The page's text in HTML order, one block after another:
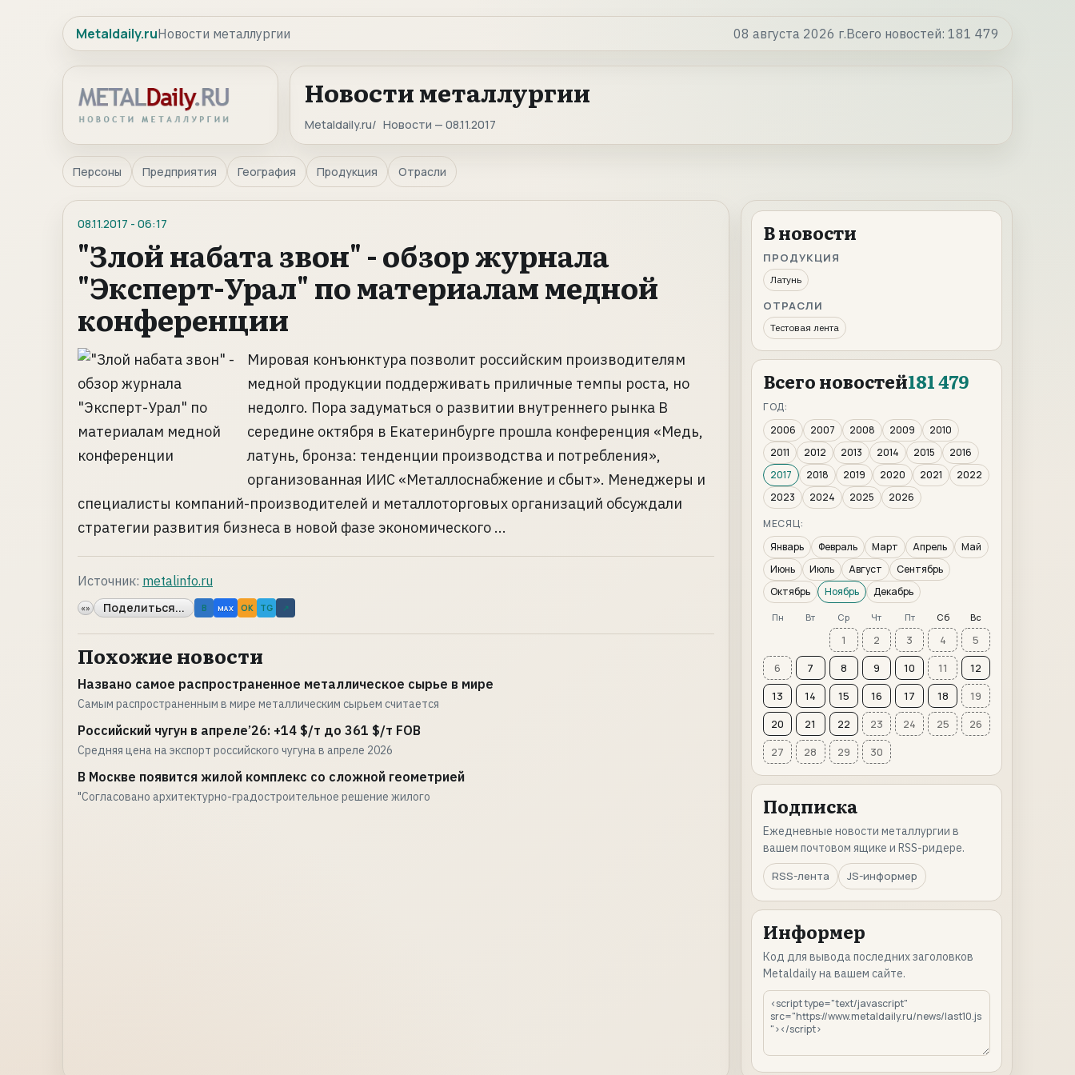
Metaldaily.ruНовости металлургии 08 августа 2026 г.Всего новостей: 181 479
Новости металлургии
Metaldaily.ru Новости — 08.11.2017
Персоны Предприятия География Продукция Отрасли
08.11.2017 - 06:17
"Злой набата звон" - обзор журнала
"Эксперт-Урал" по материалам медной
конференции
Мировая конъюнктура позволит российским производителям
медной продукции поддерживать приличные темпы роста, но
недолго. Пора задуматься о развитии внутреннего рынка В
середине октября в Екатеринбурге прошла конференция «Медь,
латунь, бронза: тенденции производства и потреб­ления»,
организованная ИИС «Металлоснабжение и сбыт». Менеджеры и
специалисты компаний-производителей и металлоторговых организаций обсуждали
стратегии развития бизнеса в новой фазе экономического ...
Источник: metalinfo.ru
«» Поделиться... B MAX OK TG ↗
Похожие новости
Названо самое распространенное металлическое сырье в мире
Самым распространенным в мире металлическим сырьем считается
Российский чугун в апреле’26: +14 $/т до 361 $/т FOB
Средняя цена на экспорт российского чугуна в апреле 2026
В Москве появится жилой комплекс со сложной геометрией
"Согласовано архитектурно-градостроительное решение жилого
В новости
ПРОДУКЦИЯ
Латунь
ОТРАСЛИ
Тестовая лента
Всего новостей181 479
ГОД:
2006
2007 2008 2009
2010
2011
2012 2013 2014 2015
2016
2017
2018 2019 2020 2021
2022
2023
2024 2025
2026
МЕСЯЦ:
Январь
Февраль Март Апрель
Май
Июнь
Июль Август
Сентябрь
Октябрь
Ноябрь Декабрь
Пн Вт Ср Чт Пт Сб Вс
1 2 3 4
5
6
7 8 9 10 11
12
13
14 15 16 17 18
19
20
21 22 23 24 25
26
27
28 29 30
Подписка
Ежедневные новости металлургии в
вашем почтовом ящике и RSS-ридере.
RSS-лента
JS-информер
Информер
Код для вывода последних заголовков
Metaldaily на вашем сайте.